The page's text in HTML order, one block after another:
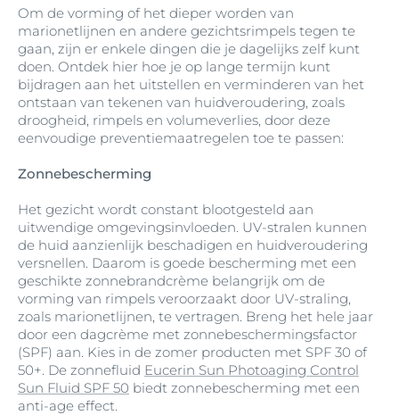
Om de vorming of het dieper worden van
marionetlijnen en andere gezichtsrimpels tegen te
gaan, zijn er enkele dingen die je dagelijks zelf kunt
doen. Ontdek hier hoe je op lange termijn kunt
bijdragen aan het uitstellen en verminderen van het
ontstaan van tekenen van huidveroudering, zoals
droogheid, rimpels en volumeverlies, door deze
eenvoudige preventiemaatregelen toe te passen:
Zonnebescherming
Het gezicht wordt constant blootgesteld aan
uitwendige omgevingsinvloeden. UV-stralen kunnen
de huid aanzienlijk beschadigen en huidveroudering
versnellen. Daarom is goede bescherming met een
geschikte zonnebrandcrème belangrijk om de
vorming van rimpels veroorzaakt door UV-straling,
zoals marionetlijnen, te vertragen. Breng het hele jaar
door een dagcrème met zonnebeschermingsfactor
(SPF) aan. Kies in de zomer producten met SPF 30 of
50+. De zonnefluid Eucerin Sun Photoaging Control
Sun Fluid SPF 50 biedt zonnebescherming met een
anti-age effect.